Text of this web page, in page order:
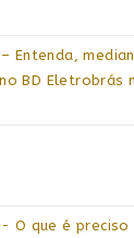
Entenda,
BD Eletrobrás
O que é preciso